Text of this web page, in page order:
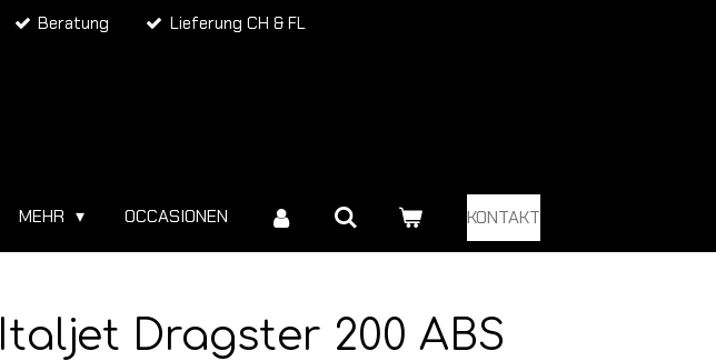
Beratung Lieferung CH & FL
MEHR OCCASIONEN KONTAKT
Italjet Dragster 200 ABS